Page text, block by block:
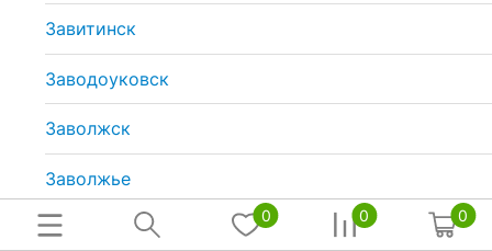
Завитинск
Заводоуковск
Заволжск
Заволжье
Задонск
0 0 0